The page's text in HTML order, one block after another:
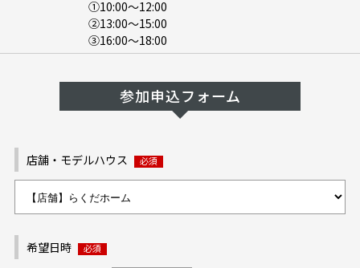
①10:00～12:00
②13:00～15:00
③16:00～18:00
参加申込フォーム
店舗・モデルハウス
希望日時